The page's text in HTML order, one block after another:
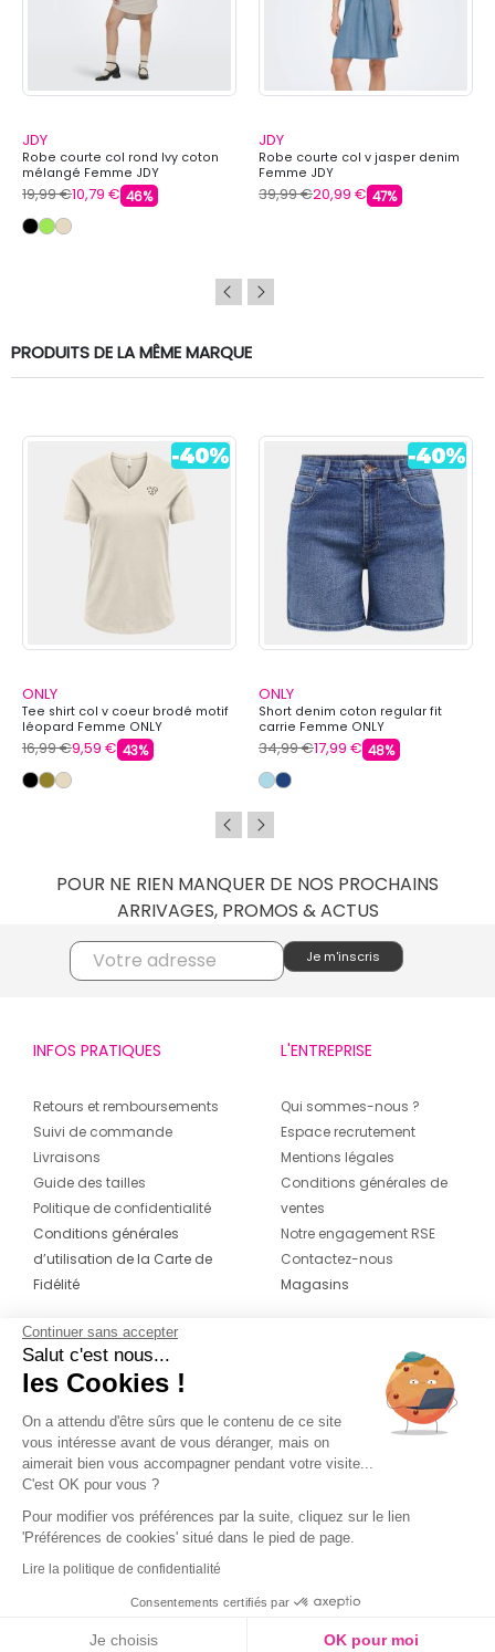
JDY
Robe courte col rond Ivy coton
mélangé Femme JDY
19,99 €10,79 € 46%
JDY
Robe courte col v jasper denim
Femme JDY
39,99 €20,99 € 47%
PRODUITS DE LA MÊME MARQUE
ONLY
Tee shirt col v coeur brodé motif
léopard Femme ONLY
16,99 €9,59 € 43%
ONLY
Short denim coton regular fit
carrie Femme ONLY
34,99 €17,99 € 48%
POUR NE RIEN MANQUER DE NOS PROCHAINS
ARRIVAGES, PROMOS & ACTUS
INFOS PRATIQUES
Retours et remboursements
Suivi de commande
Livraisons
Guide des tailles
Politique de confidentialité
Conditions générales
d’utilisation de la Carte de
Fidélité
L'ENTREPRISE
Qui sommes-nous ?
Espace recrutement
Mentions légales
Conditions générales de
ventes
Notre engagement RSE
Contactez-nous
Magasins
CONTACT
04 42 20 78 42
Du lundi au jeudi de 8h30 à 16h30 & le
vendredi de 8h30 à 15h30
Continuer sans accepter
Salut c'est nous...
les Cookies !
On a attendu d'être sûrs que le contenu de ce site
vous intéresse avant de vous déranger, mais on
aimerait bien vous accompagner pendant votre visite...
C'est OK pour vous ?
Pour modifier vos préférences par la suite, cliquez sur le lien
'Préférences de cookies' situé dans le pied de page.
Lire la politique de confidentialité
Consentements certifiés par
Je choisis OK pour moi